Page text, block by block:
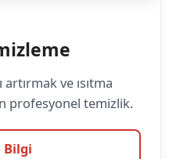
ve ısıtma
profesyonel temizlik.
Bilgi